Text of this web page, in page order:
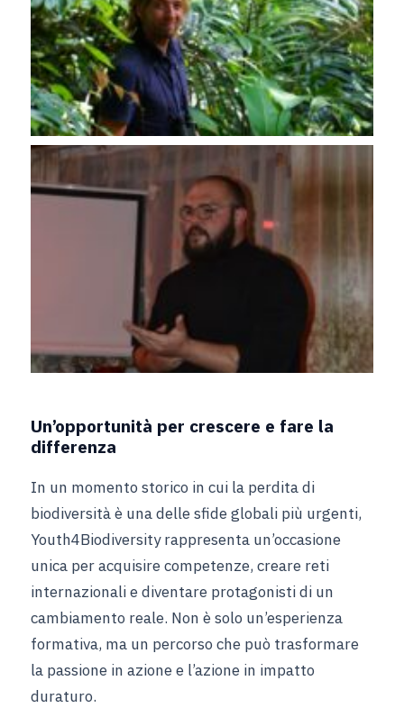
Un’opportunità per crescere e fare la
differenza
In un momento storico in cui la perdita di
biodiversità è una delle sfide globali più urgenti,
Youth4Biodiversity rappresenta un’occasione
unica per acquisire competenze, creare reti
internazionali e diventare protagonisti di un
cambiamento reale. Non è solo un’esperienza
formativa, ma un percorso che può trasformare
la passione in azione e l’azione in impatto
duraturo.